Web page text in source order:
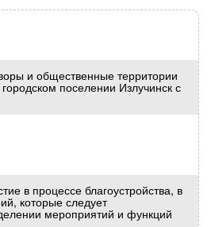
и общественные территории
поселении Излучинск с
в процессе благоустройства, в
которые следует
мероприятий и функций